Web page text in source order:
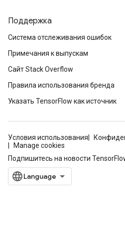
Поддержка
Система отслеживания ошибок
Примечания к выпускам
Сайт Stack Overflow
Правила использования бренда
Указать TensorFlow как источник
Условия использования
Manage cookies
Подпишитесь на новости